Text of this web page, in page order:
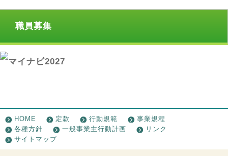
職員募集
HOME 定款 行動規範
事業規程
各種方針
一般事業主行動計画
リンク
サイトマップ